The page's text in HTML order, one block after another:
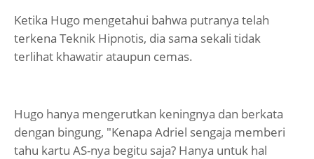
Ketika Hugo mengetahui bahwa putranya telah
terkena Teknik Hipnotis, dia sama sekali tidak
terlihat khawatir ataupun cemas.
Hugo hanya mengerutkan keningnya dan berkata
dengan bingung, "Kenapa Adriel sengaja memberi
tahu kartu AS-nya begitu saja? Hanya untuk hal